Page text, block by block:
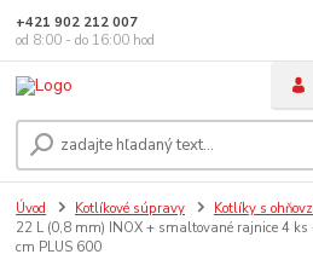
+421 902 212 007
od 8:00 - do 16:00 hod
Úvod Kotlíkové súpravy Kotlíky s
22 L (0,8 mm) INOX + smaltované rajnice 4
cm PLUS 600